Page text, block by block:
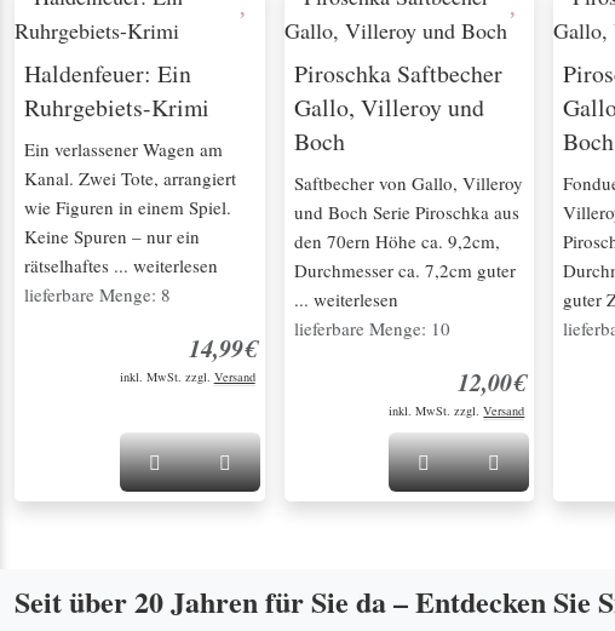
Haldenfeuer: Ein
Ruhrgebiets-Krimi
Ein verlassener Wagen am
Kanal. Zwei Tote, arrangiert
wie Figuren in einem Spiel.
Keine Spuren – nur ein
rätselhaftes ... weiterlesen
lieferbare Menge: 8
14,99€
inkl. MwSt. zzgl. Versand
Piroschka Saftbecher
Gallo, Villeroy und
Boch
Saftbecher von Gallo, Villeroy
und Boch Serie Piroschka aus
den 70ern Höhe ca. 9,2cm,
Durchmesser ca. 7,2cm guter
... weiterlesen
lieferbare Menge: 10
12,00€
inkl. MwSt. zzgl.Versand
Boch
guter
Seit über 20 Jahren für Sie da – Entdecken Sie